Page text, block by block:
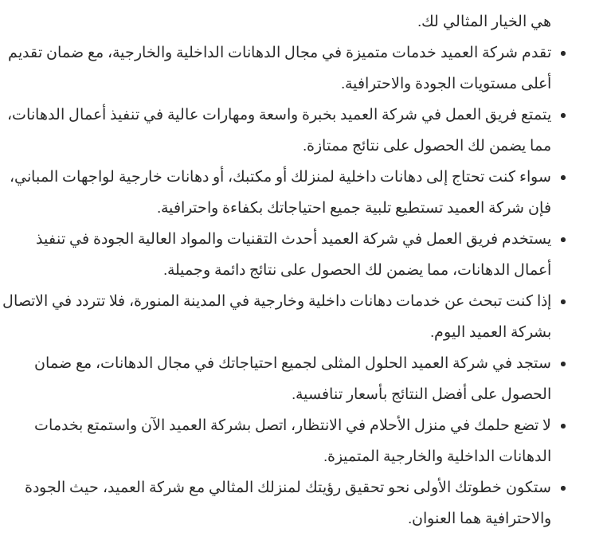
هي الخيار المثالي لك.
تقدم شركة العميد خدمات متميزة في مجال الدهانات الداخلية والخارجية، مع ضمان تقديم
أعلى مستويات الجودة والاحترافية.
يتمتع فريق العمل في شركة العميد بخبرة واسعة ومهارات عالية في تنفيذ أعمال الدهانات،
مما يضمن لك الحصول على نتائج ممتازة.
سواء كنت تحتاج إلى دهانات داخلية لمنزلك أو مكتبك، أو دهانات خارجية لواجهات المباني،
فإن شركة العميد تستطيع تلبية جميع احتياجاتك بكفاءة واحترافية.
يستخدم فريق العمل في شركة العميد أحدث التقنيات والمواد العالية الجودة في تنفيذ
أعمال الدهانات، مما يضمن لك الحصول على نتائج دائمة وجميلة.
إذا كنت تبحث عن خدمات دهانات داخلية وخارجية في المدينة المنورة، فلا تتردد في الاتصال
بشركة العميد اليوم.
ستجد في شركة العميد الحلول المثلى لجميع احتياجاتك في مجال الدهانات، مع ضمان
الحصول على أفضل النتائج بأسعار تنافسية.
لا تضع حلمك في منزل الأحلام في الانتظار، اتصل بشركة العميد الآن واستمتع بخدمات
الدهانات الداخلية والخارجية المتميزة.
ستكون خطوتك الأولى نحو تحقيق رؤيتك لمنزلك المثالي مع شركة العميد، حيث الجودة
والاحترافية هما العنوان.